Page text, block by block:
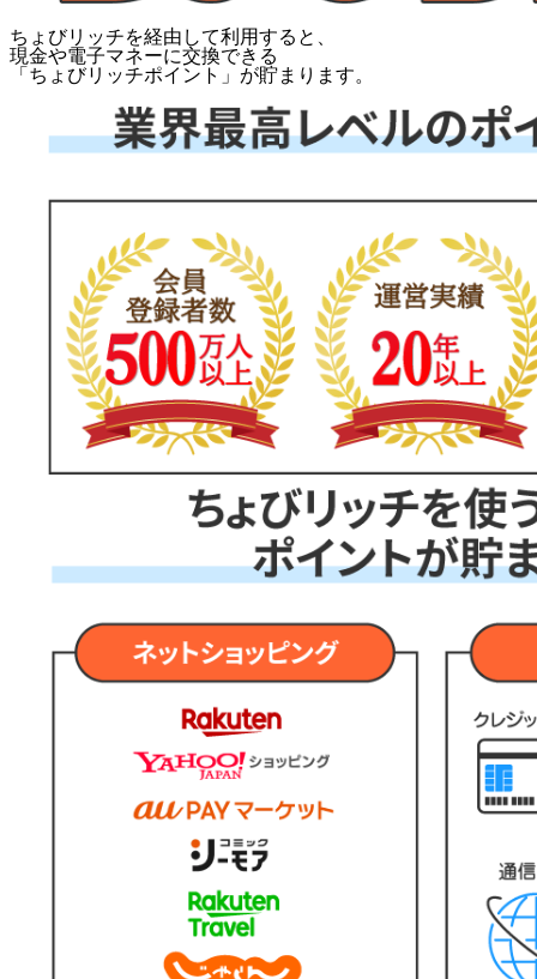
ちょびリッチを経由して利用すると、
現金や電子マネーに交換できる
「 ちょびリッチポイント 」が貯まります。